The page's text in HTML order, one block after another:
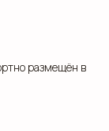
размещён в